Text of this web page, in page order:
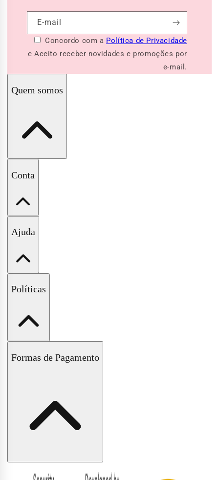
E-mail
Concordo com a Política de Privacidade
e Aceito receber novidades e promoções por
e-mail.
Quem somos
A Pituchinhus
Conta
Minha Conta
Wishlist
Ajuda
Fale Conosco
Políticas
Políticas de Trocas e Devoluções
Formas de Pagamento
Formas